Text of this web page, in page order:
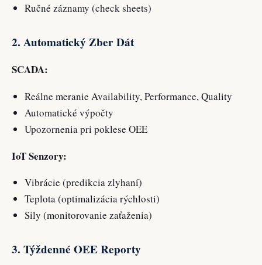
Ručné záznamy (check sheets)
2. Automatický Zber Dát
SCADA:
Reálne meranie Availability, Performance, Quality
Automatické výpočty
Upozornenia pri poklese OEE
IoT Senzory:
Vibrácie (predikcia zlyhaní)
Teplota (optimalizácia rýchlosti)
Sily (monitorovanie zaťaženia)
3. Týždenné OEE Reporty